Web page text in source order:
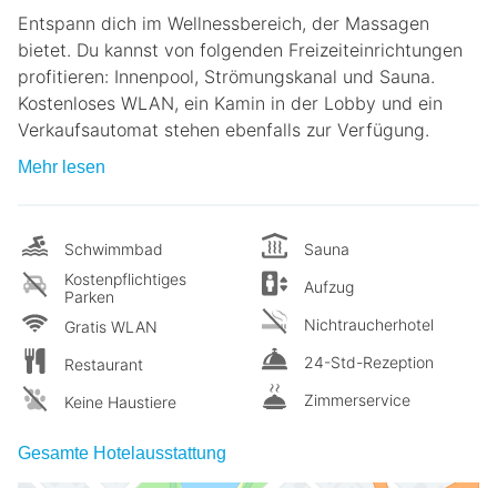
Entspann dich im Wellnessbereich, der Massagen
bietet. Du kannst von folgenden Freizeiteinrichtungen
profitieren: Innenpool, Strömungskanal und Sauna.
Kostenloses WLAN, ein Kamin in der Lobby und ein
Verkaufsautomat stehen ebenfalls zur Verfügung.
Mehr lesen
Schwimmbad
Kostenpflichtiges
Parken
Gratis WLAN
Restaurant
Keine Haustiere
Sauna
Aufzug
Nichtraucherhotel
24-Std-Rezeption
Zimmerservice
Gesamte Hotelausstattung